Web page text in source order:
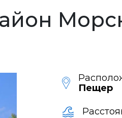
Пещер